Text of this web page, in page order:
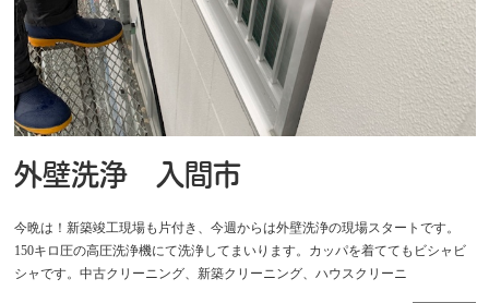
外壁洗浄 入間市
今晩は！新築竣工現場も片付き、今週からは外壁洗浄の現場スタートです。
150キロ圧の高圧洗浄機にて洗浄してまいります。カッパを着ててもビシャビ
シャです。中古クリーニング、新築クリーニング、ハウスクリーニ